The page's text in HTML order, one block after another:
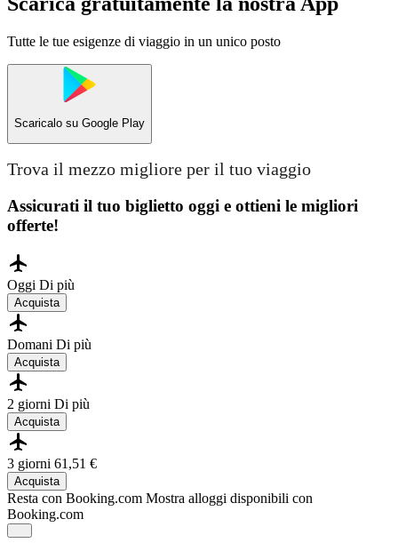
Tutte le tue esigenze di viaggio in un unico posto
Scaricalo su Google Play
Trova il mezzo migliore per il tuo viaggio
Assicurati il ​​tuo biglietto oggi e ottieni le migliori
offerte!
Oggi Di più
Acquista
Domani Di più
Acquista
2 giorni Di più
Acquista
3 giorni 61,51 €
Acquista
Resta con Booking.com Mostra alloggi disponibili con
Booking.com